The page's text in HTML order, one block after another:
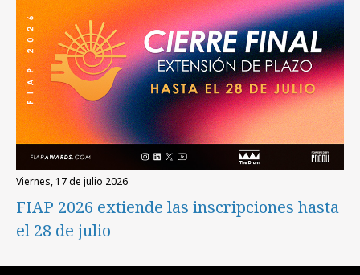
viernes, 17 de julio 2026
FIAP 2026 extiende las inscripciones hasta
el 28 de julio